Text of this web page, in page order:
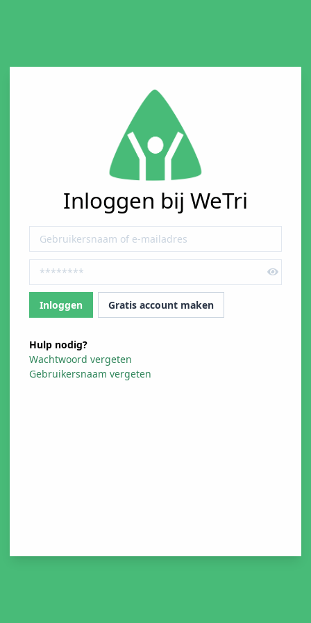
Inloggen bij WeTri
Gratis account maken
Hulp nodig?
Wachtwoord vergeten
Gebruikersnaam vergeten